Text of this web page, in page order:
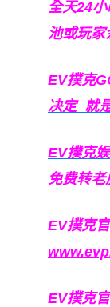
全天24
池或玩
EV撲克
决定 就
EV撲克
免费转
EV撲克
EV撲克